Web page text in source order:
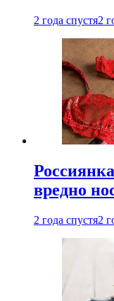
2 года спустя2
вредно
2 года спустя2